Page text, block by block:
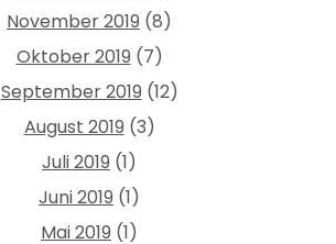
November 2019 (8)
Oktober 2019 (7)
September 2019 (12)
August 2019 (3)
Juli 2019 (1)
Juni 2019 (1)
Mai 2019 (1)